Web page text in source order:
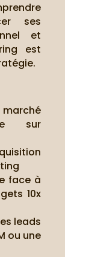
ses
et
est
sur
face à
10x
leads
ou une